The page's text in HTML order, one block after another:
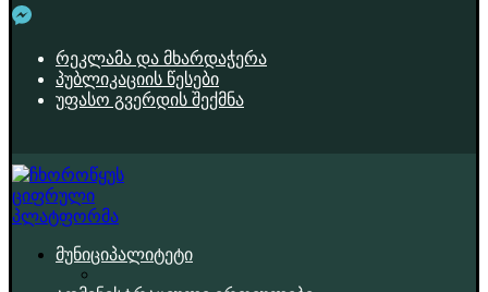
რეკლამა და მხარდაჭერა
პუბლიკაციის წესები
უფასო გვერდის შექმნა
მუნიციპალიტეტი